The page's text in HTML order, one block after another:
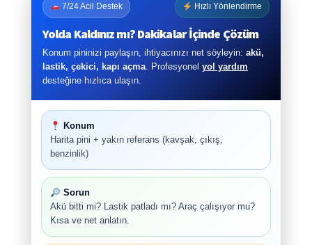
7/24 Acil Destek Hızlı Yönlendirme
Yolda Kaldınız mı? Dakikalar İçinde Çözüm
Konum pininizi paylaşın, ihtiyacınızı net söyleyin: akü,
lastik, çekici, kapı açma. Profesyonel yol yardım
desteğine hızlıca ulaşın.
Konum
Harita pini + yakın referans (kavşak, çıkış,
benzinlik)
Sorun
Akü bitti mi? Lastik patladı mı? Araç çalışıyor mu?
Kısa ve net anlatın.